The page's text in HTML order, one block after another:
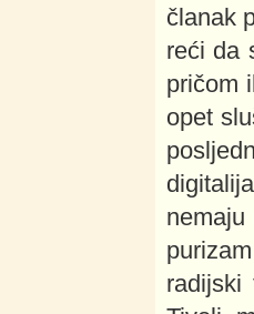
članak
reći da
pričom
opet
radijski